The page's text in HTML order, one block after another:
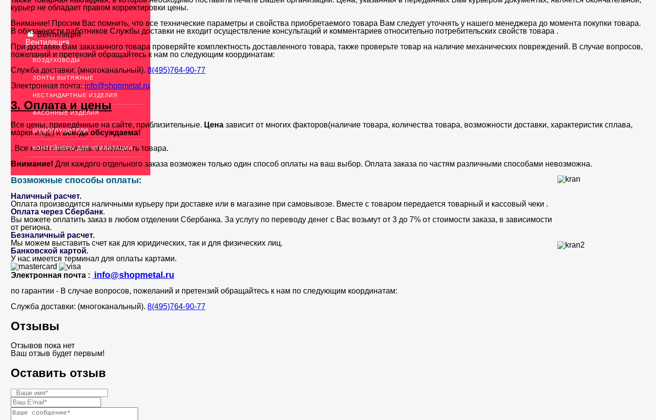
Вентиляция
Вентиляция
ВОЗДУХОВОДЫ
ЗОНТЫ ВЫТЯЖНЫЕ
НЕСТАНДАРТНЫЕ ИЗДЕЛИЯ
ФАСОННЫЕ ИЗДЕЛИЯ
ШУМОГЛУШИТЕЛИ
КОНТЕЙНЕРЫ ДЛЯ УТИЛИЗАЦИИ
курьер не обладает правом корректировки цены.
Внимание! Просим Вас помнить, что все технические параметры и свойства приобретаемого товара Вам следует уточнять у нашего менеджера до момента покупки товара.
В обязанности работников Службы доставки не входит осуществление консультаций и комментариев относительно потребительских свойств товара .
При доставке Вам заказанного товара проверяйте комплектность доставленного товара, также проверьте товар на наличие механических повреждений. В случае вопросов,
пожеланий и претензий обращайтесь к нам по следующим координатам:
Служба доставки: (многоканальный). 8(495)764-90-77
Электронная почта:info@shopmetal.ru
3. Оплата и цены
Все цены, приведённые на сайте, приблизительные. Цена зависит от многих факторов(наличие товара, количества товара, возможности доставки, характеристик сплава,
марки и.т.д.) ивсегда обсуждаема!
. Все налоги включены в стоимость товара.
Внимание! Для каждого отдельного заказа возможен только один способ оплаты на ваш выбор. Оплата заказа по частям различными способами невозможна.
Возможные способы оплаты:
Наличный расчет.
Оплата производится наличными курьеру при доставке или в магазине при самовывозе. Вместе с товаром передается товарный и кассовый чеки .
Оплата через Сбербанк.
Вы можете оплатить заказ в любом отделении Сбербанка. За услугу по переводу денег с Вас возьмут от 3 до 7% от стоимости заказа, в зависимости
от региона.
Безналичный расчет.
Мы можем выставить счет как для юридических, так и для физических лиц.
Банковской картой.
У нас имеется терминал для оплаты картами.
Электронная почта : info@shopmetal.ru
по гарантии - В случае вопросов, пожеланий и претензий обращайтесь к нам по следующим координатам:
Служба доставки: (многоканальный). 8(495)764-90-77
Отзывы
Отзывов пока нет
Ваш отзыв будет первым!
Оставить отзыв